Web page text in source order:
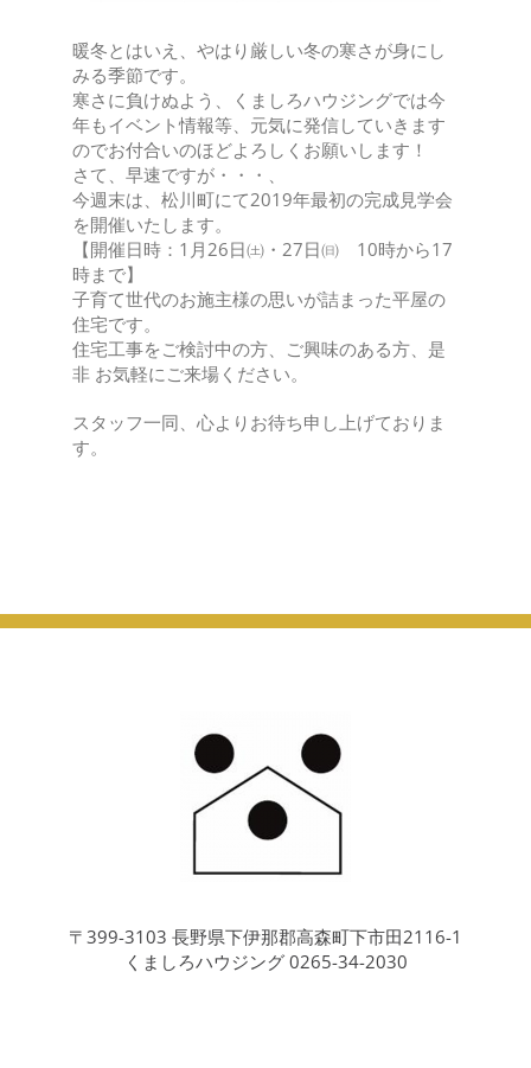
暖冬とはいえ、やはり厳しい冬の寒さが身にし
みる季節です。
寒さに負けぬよう、くましろハウジングでは今
年もイベント情報等、元気に発信していきます
のでお付合いのほどよろしくお願いします！
さて、早速ですが・・・、
今週末は、松川町にて2019年最初の完成見学会
を開催いたします。
【開催日時：1月26日㈯・27日㈰ 10時から17
時まで】
子育て世代のお施主様の思いが詰まった平屋の
住宅です。
住宅工事をご検討中の方、ご興味のある方、是
非 お気軽にご来場ください。
スタッフ一同、心よりお待ち申し上げておりま
す。
〒399-3103 長野県下伊那郡高森町下市田2116-1
くましろハウジング 0265-34-2030